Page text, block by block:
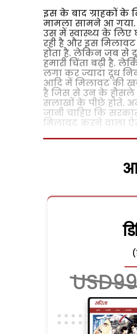
इस के बाद ग्राहकों
मामला सामने आ गया.
उस में स्वास्थ्य के लिए
रही है और इस
होता है. लेकिन जब से
हमारी चिंता बढ़ी है.
लगा कर ज्यादा दूध
आदि में मिलावट की
है जिस से उन के हौसले
सलाखों के पीछे होते.
जानी चाहिए कि
मिलावट करने वाला